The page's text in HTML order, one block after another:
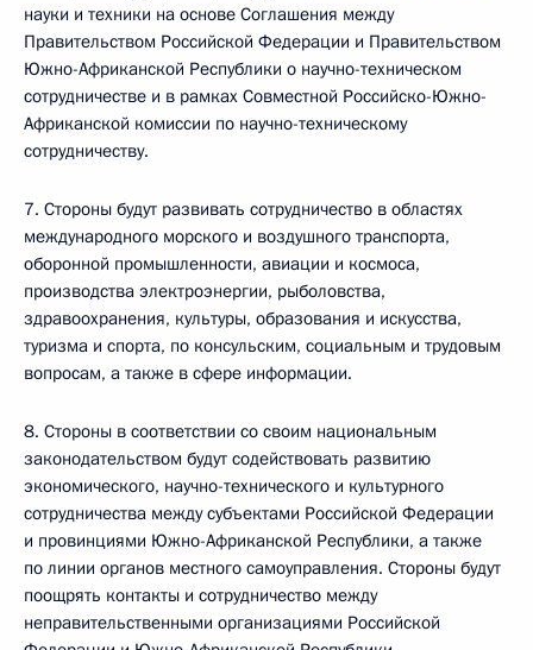
науки и техники на основе Соглашения между
Правительством Российской Федерации и Правительством
Южно-Африканской Республики о научно-техническом
сотрудничестве и в рамках Совместной Российско-Южно-
Африканской комиссии по научно-техническому
сотрудничеству.
7. Стороны будут развивать сотрудничество в областях
международного морского и воздушного транспорта,
оборонной промышленности, авиации и космоса,
производства электроэнергии, рыболовства,
здравоохранения, культуры, образования и искусства,
туризма и спорта, по консульским, социальным и трудовым
вопросам, а также в сфере информации.
8. Стороны в соответствии со своим национальным
законодательством будут содействовать развитию
экономического, научно-технического и культурного
сотрудничества между субъектами Российской Федерации
и провинциями Южно-Африканской Республики, а также
по линии органов местного самоуправления. Стороны будут
поощрять контакты и сотрудничество между
неправительственными организациями Российской